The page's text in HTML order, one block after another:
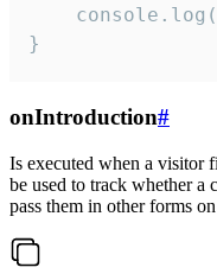
}
onIntroduction#
Is executed when a visitor
be used to track whether a
pass them in other forms